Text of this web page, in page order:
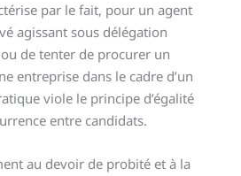
par le fait, pour un agent
agissant sous délégation
de tenter de procurer un
entreprise dans le cadre d’un
viole le principe d’égalité
entre candidats.
au devoir de probité et à la